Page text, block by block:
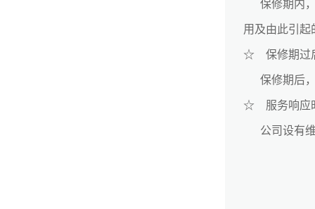
保修期内，
用及由此引起
☆ 保修期过
保修期后，
☆ 服务响应
公司设有维